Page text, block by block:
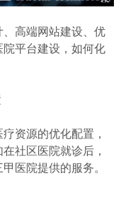
高端网站建设、优
平台建设，如何化
资源的优化配置，
社区医院就诊后，
医院提供的服务。